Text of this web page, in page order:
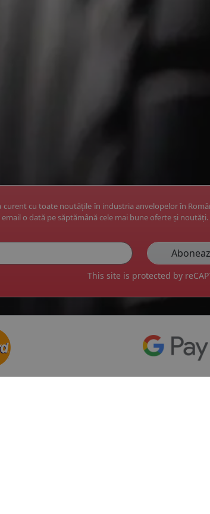
curent cu toate noutățile în industria anvelopelor în
o dată pe săptămână cele mai bune oferte și noutăți.
This site is protected by